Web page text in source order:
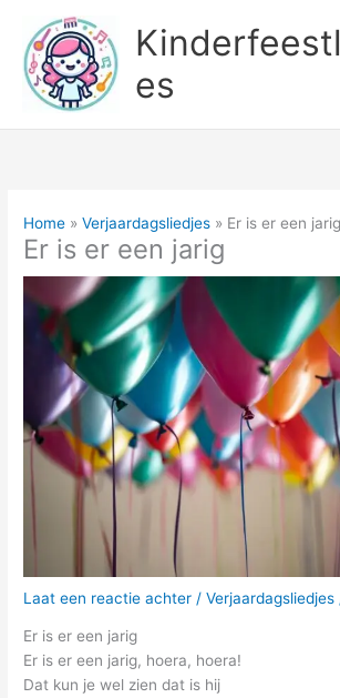
inhoud
es
Home Verjaardagsliedjes Er is er een jarig
Er is er een jarig
Laat een reactie achter /Verjaardagsliedjes
Er is er een jarig
Er is er een jarig, hoera, hoera!
Dat kun je wel zien dat is hij